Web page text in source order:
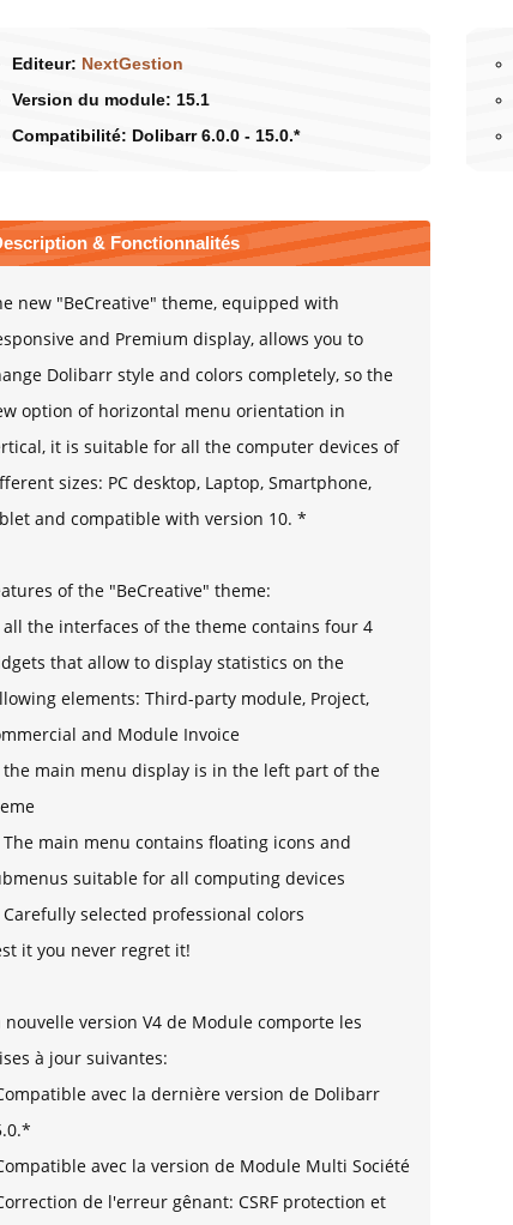
Editeur: NextGestion
Version du module: 15.1
Compatibilité: Dolibarr 6.0.0 - 15.0.*
& Fonctionnalités
new "BeCreative" theme, equipped with
and Premium display, allows you to
Dolibarr style and colors completely, so the
option of horizontal menu orientation in
it is suitable for all the computer devices of
sizes: PC desktop, Laptop, Smartphone,
and compatible with version 10. *
of the "BeCreative" theme:
all the interfaces of the theme contains four 4
that allow to display statistics on the
elements: Third-party module, Project,
and Module Invoice
the main menu display is in the left part of the
The main menu contains floating icons and
suitable for all computing devices
Carefully selected professional colors
it you never regret it!
nouvelle version V4 de Module comporte les
à jour suivantes:
avec la dernière version de Dolibarr
avec la version de Module Multi Société
de l'erreur gênant: CSRF protection et